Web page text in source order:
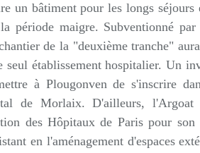
un bâtiment pour les longs
période maigre. Subventionné par
de la "deuxième tranche"
établissement hospitalier. Un
à Plougonven de s'inscrire
de Morlaix. D'ailleurs,
des Hôpitaux de Paris pour son
en l'aménagement d'espaces